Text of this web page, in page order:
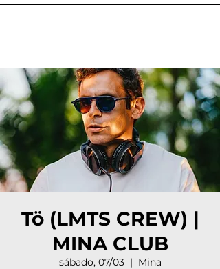
Tö (LMTS CREW) |
MINA CLUB
sábado, 07/03
  |
Mina